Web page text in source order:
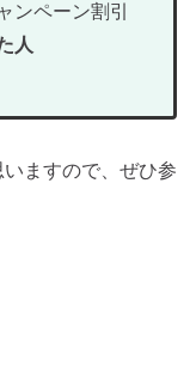
ンペーン割引
人
ますので、ぜひ参